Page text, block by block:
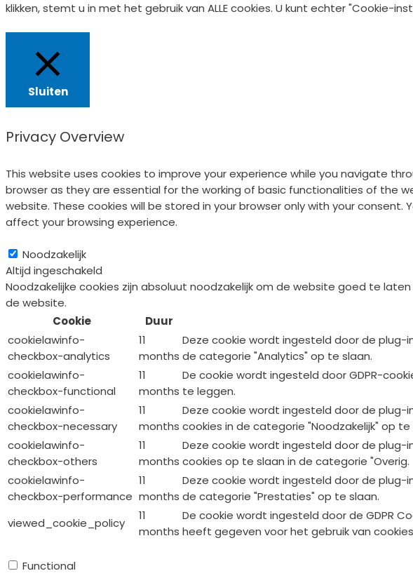
klikken, stemt u in met het gebruik van ALLE cookies. U kunt echter
Sluiten
Privacy Overview
This website uses cookies to improve your experience while you navigate
browser as they are essential for the working of basic functionalities of the
website. These cookies will be stored in your browser only with your
affect your browsing experience.
Noodzakelijk
Altijd ingeschakeld
Noodzakelijke cookies zijn absoluut noodzakelijk om de website goed te
de website.
Cookie
Duur
cookielawinfo-
checkbox-analytics
11
months
Deze cookie wordt ingesteld door de plug-
de categorie "Analytics" op te slaan.
cookielawinfo-
checkbox-functional
11
months
De cookie wordt ingesteld door GDPR-
te leggen.
cookielawinfo-
checkbox-necessary
11
months
Deze cookie wordt ingesteld door de plug-
cookies in de categorie "Noodzakelijk" op te
cookielawinfo-
checkbox-others
11
months
Deze cookie wordt ingesteld door de plug-
cookies op te slaan in de categorie "Overig.
cookielawinfo-
checkbox-performance
11
months
Deze cookie wordt ingesteld door de plug-
de categorie "Prestaties" op te slaan.
viewed_cookie_policy
11
months
De cookie wordt ingesteld door de GDPR
heeft gegeven voor het gebruik van
Functional